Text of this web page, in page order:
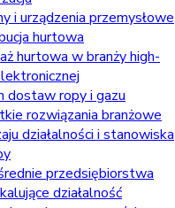
i urządzenia przemysłowe
hurtowa
hurtowa w branży high-
dostaw ropy i gazu
rozwiązania branżowe
działalności i stanowiska
przedsiębiorstwa
działalność